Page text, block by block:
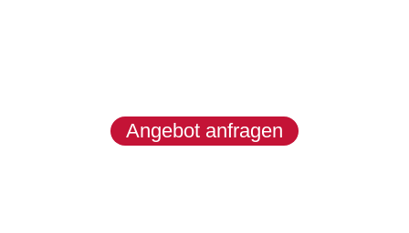
Angebot anfragen